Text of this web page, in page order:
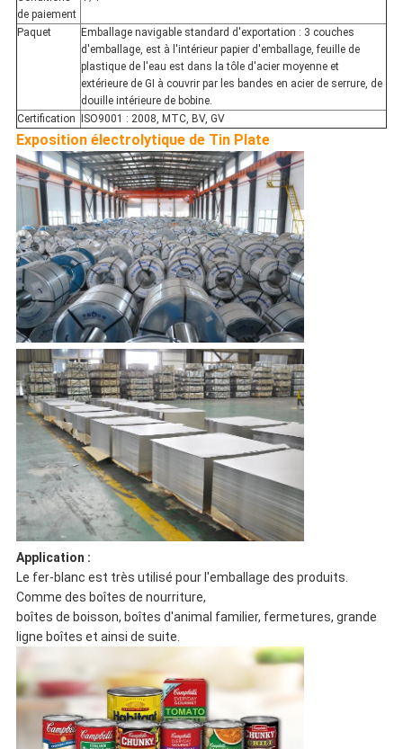
de paiement
Paquet
Emballage navigable standard d'exportation : 3 couches
d'emballage, est à l'intérieur papier d'emballage, feuille de
plastique de l'eau est dans la tôle d'acier moyenne et
extérieure de GI à couvrir par les bandes en acier de serrure, de
douille intérieure de bobine.
Certification
ISO9001 : 2008, MTC, BV, GV
Exposition électrolytique de Tin Plate
Application :
Le fer-blanc est très utilisé pour l'emballage des produits.
Comme des boîtes de nourriture,
boîtes de boisson, boîtes d'animal familier, fermetures, grande
ligne boîtes et ainsi de suite.